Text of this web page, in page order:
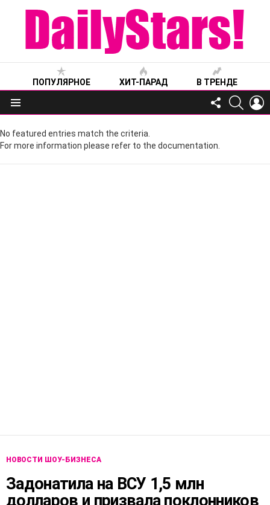
ПОПУЛЯРНОЕ ХИТ-ПАРАД В ТРЕНДЕ
Меню
FOLLOW
US
No featured entries match the criteria.
For more information please refer to the documentation.
НОВОСТИ ШОУ-БИЗНЕСА
Задонатила на ВСУ 1,5 млн
долларов и призвала поклонников